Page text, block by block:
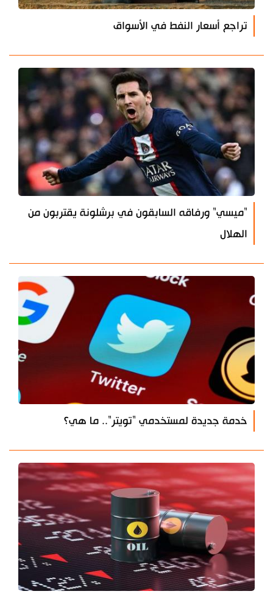
تراجع أسعار النفط في الأسواق
"ميسي" ورفاقه السابقون في برشلونة يقتربون من
الهلال
خدمة جديدة لمستخدمي "تويتر".. ما هي؟